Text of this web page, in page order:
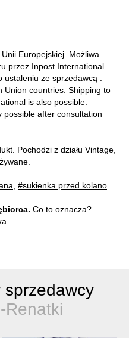
Europejskiej. Możliwa
przez Inpost International.
ze sprzedawcą .
Union countries. Shipping to
is also possible.
possible after consultation
Pochodzi z działu Vintage,
#sukienka przed kolano
Co to oznacza?
sprzedawcy
Renatki